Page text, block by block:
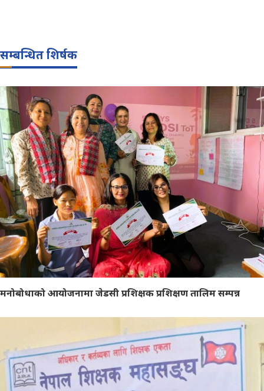
सम्बन्धित शिर्षक
मनोबोधाको आयोजनामा जेडसी प्रशिक्षक प्रशिक्षण तालिम सम्पन्न